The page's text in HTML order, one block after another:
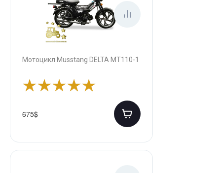
Мотоцикл Musstang DELTA MT110-1
675$